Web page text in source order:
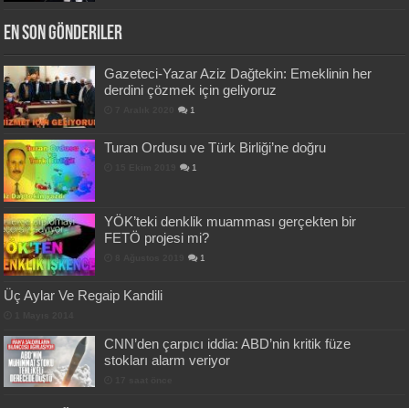
En Son Gönderiler
Gazeteci-Yazar Aziz Dağtekin: Emeklinin her
derdini çözmek için geliyoruz
1
Turan Ordusu ve Türk Birliği’ne doğru
1
YÖK’teki denklik muamması gerçekten bir
FETÖ projesi mi?
1
Üç Aylar Ve Regaip Kandili
CNN’den çarpıcı iddia: ABD’nin kritik füze
stokları alarm veriyor